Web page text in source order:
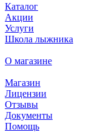
Каталог
Акции
Услуги
Школа лыжника
О магазине
Магазин
Лицензии
Отзывы
Документы
Помощь